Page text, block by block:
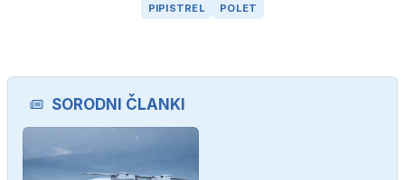
PIPISTREL POLET
SORODNI ČLANKI